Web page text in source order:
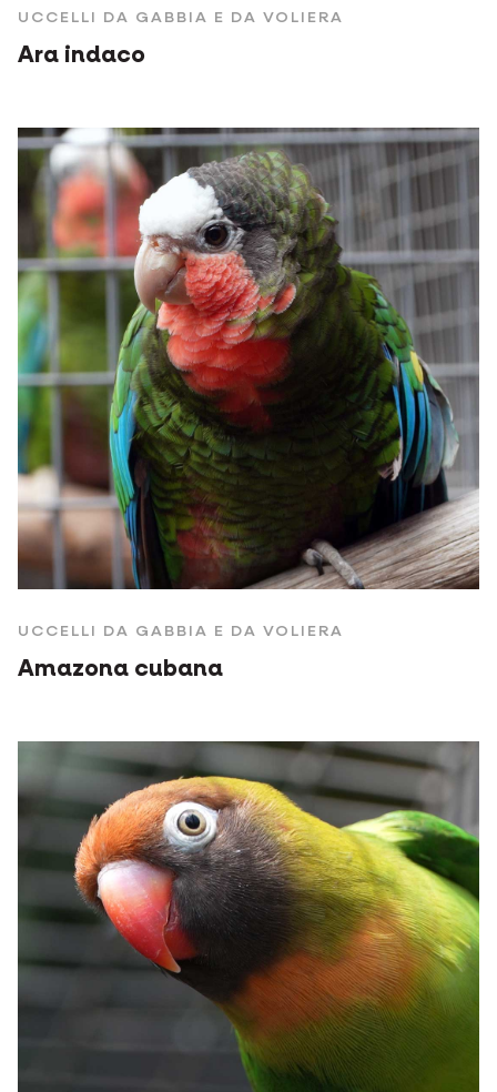
UCCELLI DA GABBIA E DA VOLIERA
Ara indaco
UCCELLI DA GABBIA E DA VOLIERA
Amazona cubana